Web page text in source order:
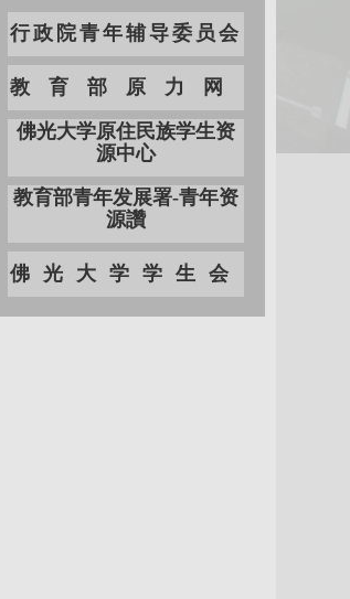
行政院青年辅导委员会
教育部原力网
佛光大学原住民族学生资
源中心
教育部青年发展署-青年资
源讚
佛光大学学生会